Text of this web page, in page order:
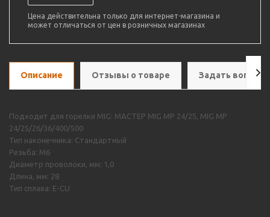
Цена действительна только для интернет-магазина и
может отличаться от цен в розничных магазинах
Описание Отзывы о товаре Задать вопрос
Подходит для горелки MIG: МАСТЕР MIG MP 24/25, MIG MP
24/25/26/36/400/500
Тип наконечника: Стандартный
Резьба: М6
Диаметр проволоки, мм: 1,0
Длина, мм: 28
Тип сплава: E-CU